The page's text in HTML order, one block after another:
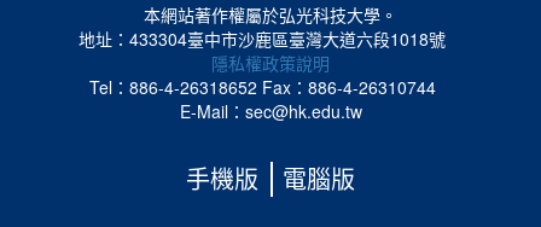
本網站著作權屬於弘光科技大學。
地址：433304臺中市沙鹿區臺灣大道六段1018號
隱私權政策說明
Tel：886-4-26318652 Fax：886-4-26310744
E-Mail：sec@hk.edu.tw
手機版 電腦版